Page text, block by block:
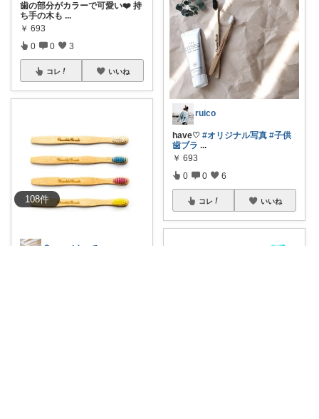
108件
歯の部分がカラーで可愛い❤️ 持
ち手の木も ...
￥ 693
0 0 3
コレ いいね
ruico
have♡ #オリジナル写真 #子供
歯ブラ ...
￥ 693
0 0 6
コレ いいね